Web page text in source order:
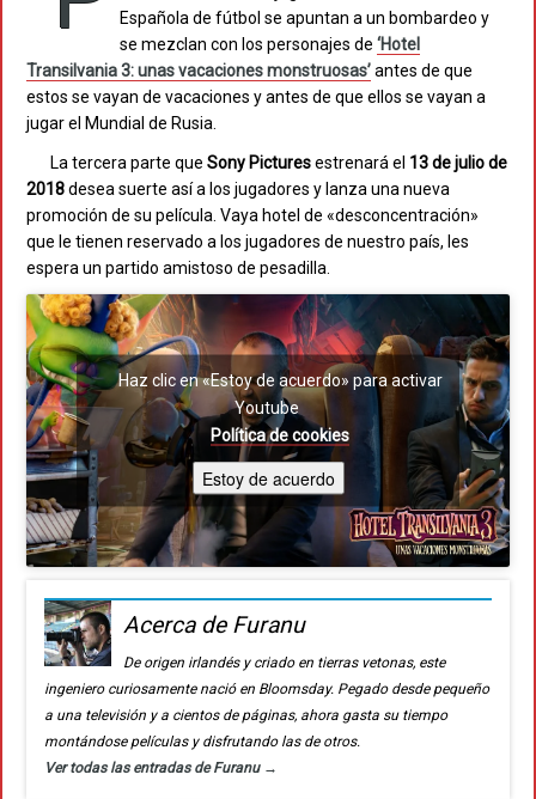
Española de fútbol se apuntan a un bombardeo y
se mezclan con los personajes de ‘Hotel
Transilvania 3: unas vacaciones monstruosas’antes de que
estos se vayan de vacaciones y antes de que ellos se vayan a
jugar el Mundial de Rusia.
La tercera parte que Sony Picturesestrenará el 13 de julio de
2018desea suerte así a los jugadores y lanza una nueva
promoción de su película. Vaya hotel de «desconcentración»
que le tienen reservado a los jugadores de nuestro país, les
espera un partido amistoso de pesadilla.
Haz clic en «Estoy de acuerdo» para activar
Youtube
Política de cookies
Estoy de acuerdo
Acerca de Furanu
De origen irlandés y criado en tierras vetonas, este
ingeniero curiosamente nació en Bloomsday. Pegado desde pequeño
a una televisión y a cientos de páginas, ahora gasta su tiempo
montándose películas y disfrutando las de otros.
Ver todas las entradas de Furanu →